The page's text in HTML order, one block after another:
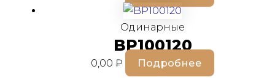
Одинарные
BP100120
0,00₽ Подробнее